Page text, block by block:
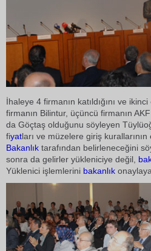
İhaleye 4 firmanın katıldığını ve
firmanın Bilintur, üçüncü firmanın
da Göçtaş olduğunu söyleyen
fiyatları ve müzelere giriş
Bakanlık tarafından belirleneceğini
sonra da gelirler yükleniciye değil,
Yüklenici işlemlerini bakanlık